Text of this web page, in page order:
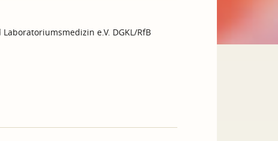
e.V. DGKL/RfB